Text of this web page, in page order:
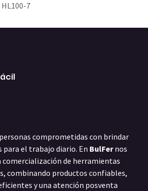
HL100-7
comprometidas con brindar
para el trabajo diario. En BulFernos
comercialización de herramientas
combinando productos confiables,
y una atención posventa